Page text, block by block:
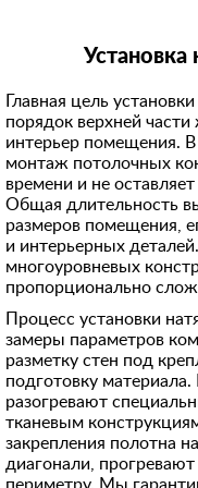
8
+7
8
8
Главная цель
порядок верхней
интерьер помещения. В
монтаж потолочных
времени и не
Общая длительность
размеров помещения,
и интерьерных
многоуровневых
пропорционально
Процесс установки
замеры параметров
разметку стен под
подготовку
разогревают
тканевым
закрепления полотна
диагонали,